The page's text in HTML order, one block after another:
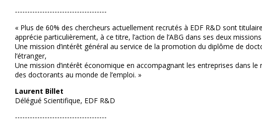
-------------------------------------
« Plus de 60% des chercheurs actuellement recrutés à EDF R&D sont
apprécie particulièrement, à ce titre, l’action de l’ABG dans ses deux
Une mission d’intérêt général au service de la promotion du diplôme de
l’étranger,
Une mission d’intérêt économique en accompagnant les entreprises dans
des doctorants au monde de l’emploi. »
Laurent Billet
Délégué Scientifique, EDF R&D
-------------------------------------